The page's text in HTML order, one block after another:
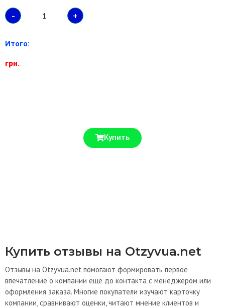
- +
Итого:
грн.
Купить
Купить отзывы на Otzyvua.net
Отзывы на Otzyvua.net помогают формировать первое
впечатление о компании ещё до контакта с менеджером или
оформления заказа. Многие покупатели изучают карточку
компании, сравнивают оценки, читают мнение клиентов и